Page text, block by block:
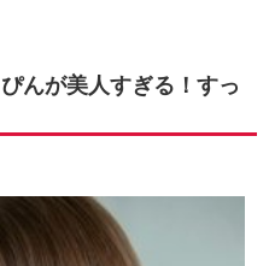
んが美人すぎる！すっ